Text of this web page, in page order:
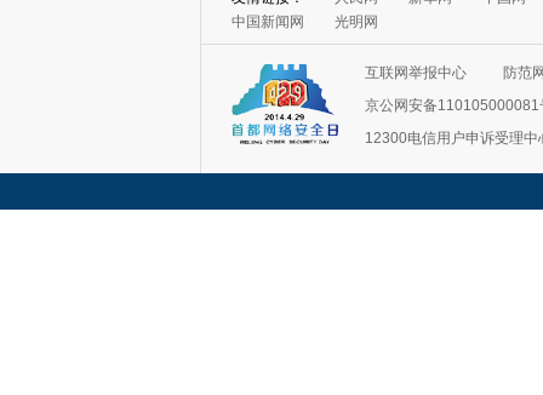
中国新闻网
光明网
互联网举报中心
防范
京公网安备110105000081
12300电信用户申诉受理中